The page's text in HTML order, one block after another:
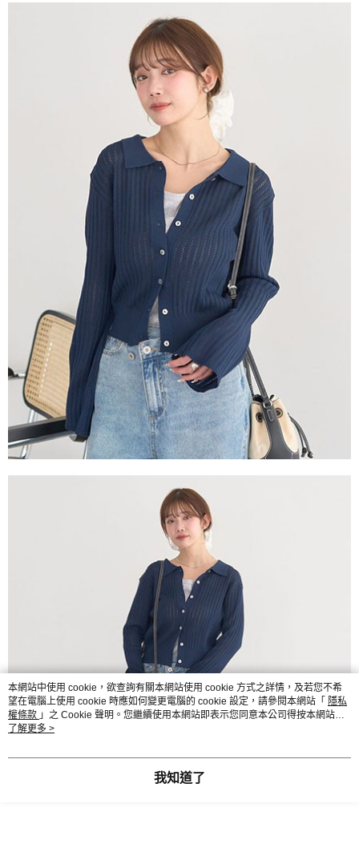
本網站中使用 cookie，欲查詢有關本網站使用 cookie 方式之詳情，及若您不希
望在電腦上使用 cookie 時應如何變更電腦的 cookie 設定，請參閱本網站「 隱私
權條款 」之 Cookie 聲明。您繼續使用本網站即表示您同意本公司得按本網站使
用條款之 Cookie 聲明使用 cookie。
了解更多 >
我知道了